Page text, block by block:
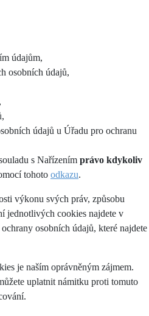
údajům,
osobních údajů,
údajů u Úřadu pro ochranu
s Nařízením právo kdykoliv
tohoto odkazu.
výkonu svých práv, způsobu
jednotlivých cookies najdete v
osobních údajů, které najdete
je naším oprávněným zájmem.
uplatnit námitku proti tomuto